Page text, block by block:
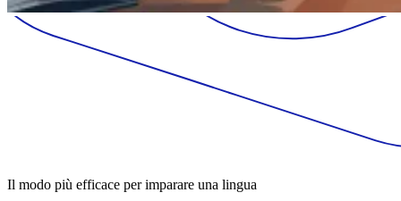
Il modo più efficace per imparare una lingua